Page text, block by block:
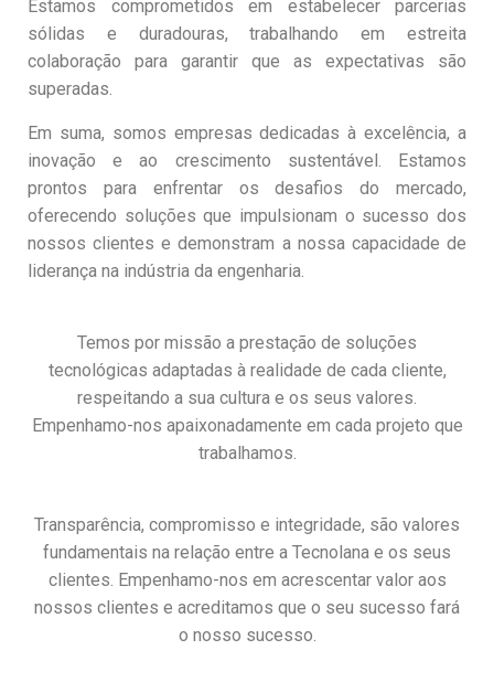
Estamos comprometidos em estabelecer parcerias
sólidas e duradouras, trabalhando em estreita
colaboração para garantir que as expectativas são
superadas.
Em suma, somos empresas dedicadas à excelência, a
inovação e ao crescimento sustentável. Estamos
prontos para enfrentar os desafios do mercado,
oferecendo soluções que impulsionam o sucesso dos
nossos clientes e demonstram a nossa capacidade de
liderança na indústria da engenharia.
Temos por missão a prestação de soluções
tecnológicas adaptadas à realidade de cada cliente,
respeitando a sua cultura e os seus valores.
Empenhamo-nos apaixonadamente em cada projeto que
trabalhamos.
Transparência, compromisso e integridade, são valores
fundamentais na relação entre a Tecnolana e os seus
clientes. Empenhamo-nos em acrescentar valor aos
nossos clientes e acreditamos que o seu sucesso fará
o nosso sucesso.